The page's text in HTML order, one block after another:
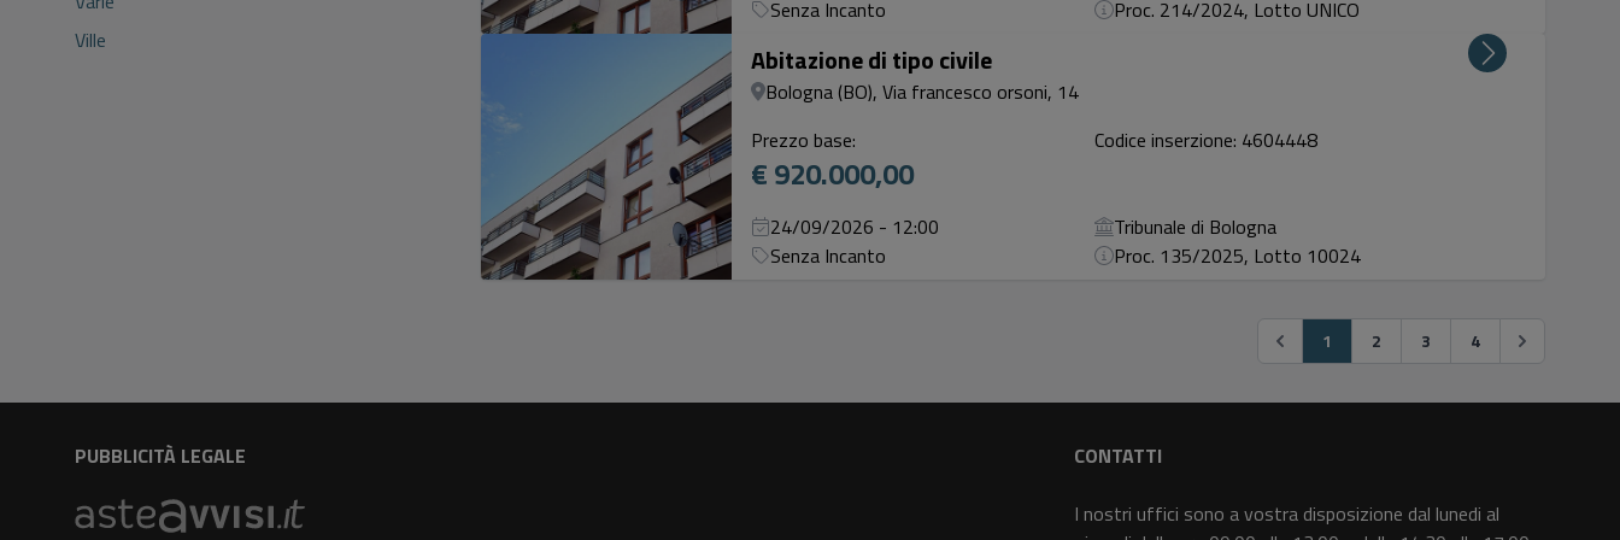
Ville
Senza Incanto Proc. 214/2024, Lotto UNICO
Abitazione di tipo civile
Bologna (BO), Via francesco orsoni, 14
Prezzo base:
€ 920.000,00
Codice inserzione: 4604448
24/09/2026 - 12:00
Tribunale di Bologna
Senza Incanto
Proc. 135/2025, Lotto 10024
1 2 3 4
PUBBLICITÀ LEGALE
CONTATTI
I nostri uffici sono a vostra disposizione dal lunedi al